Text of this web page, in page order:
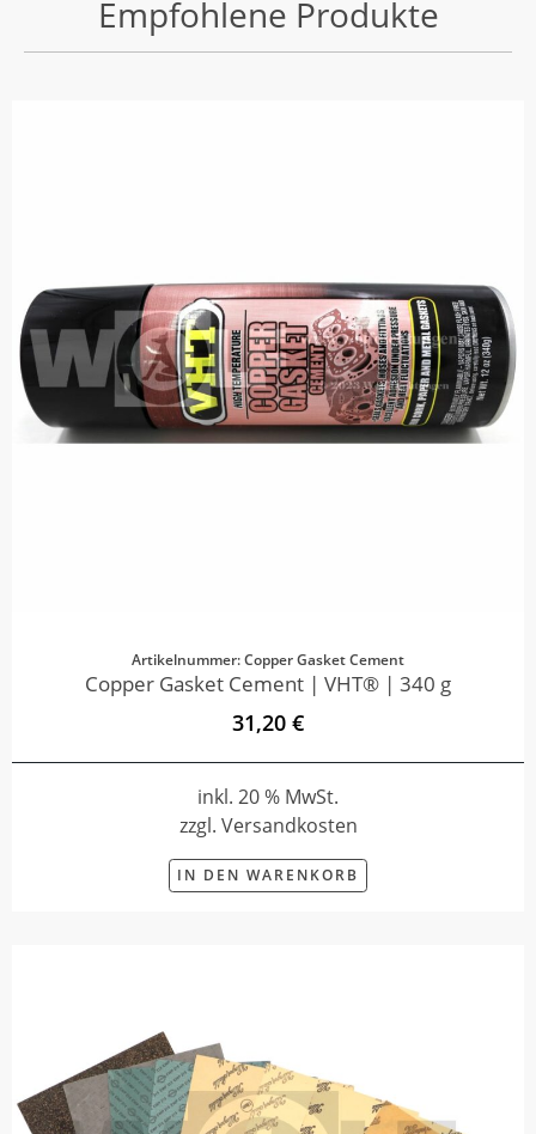
Empfohlene Produkte
Artikelnummer: Copper Gasket Cement
Copper Gasket Cement | VHT® | 340 g
31,20 €
inkl. 20 % MwSt.
zzgl. Versandkosten
IN DEN WARENKORB